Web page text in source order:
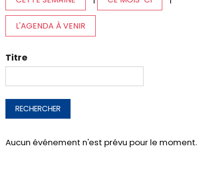
L'AGENDA À VENIR
Titre
RECHERCHER
Aucun événement n'est prévu pour le moment.